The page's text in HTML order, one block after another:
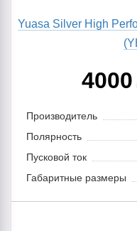
Yuasa Silver High
4000
Производитель
Полярность
Пусковой ток
Габаритные размеры